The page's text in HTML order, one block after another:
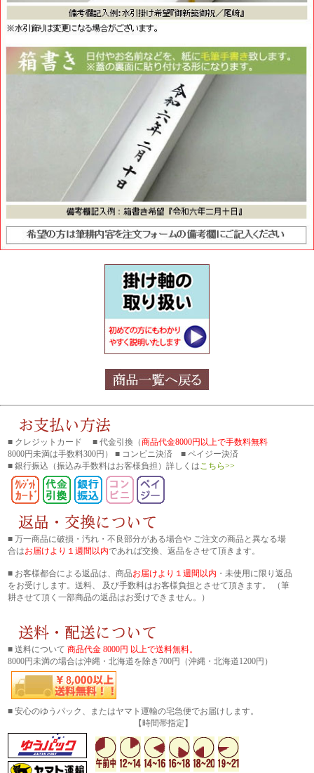
■ クレジットカード ■ 代金引換（商品代金8000円以上で手数料無料
8000円未満は手数料300円） ■ コンビニ決済 ■ ペイジー決済
■ 銀行振込 （振込み手数料はお客様負担）詳しくはこちら>>
■ 万一商品に破損・汚れ・不良部分がある場合や ご注文の商品と異なる場
合はお届けより１週間以内であれば交換、返品をさせて頂きます。
■ お客様都合による返品は、商品お届けより１週間以内 ・未使用に限り返品
をお受けします。送料、 及び手数料はお客様負担とさせて頂きます。 （筆
耕させて頂く一部商品の返品はお受けできません。）
■ 送料について 商品代金 8000円 以上で送料無料。
8000円未満の場合は沖縄・北海道を除き700円（沖縄・北海道1200円）
■ 安心のゆうパック、またはヤマト運輸の宅急便でお届けします。
【時間帯指定】